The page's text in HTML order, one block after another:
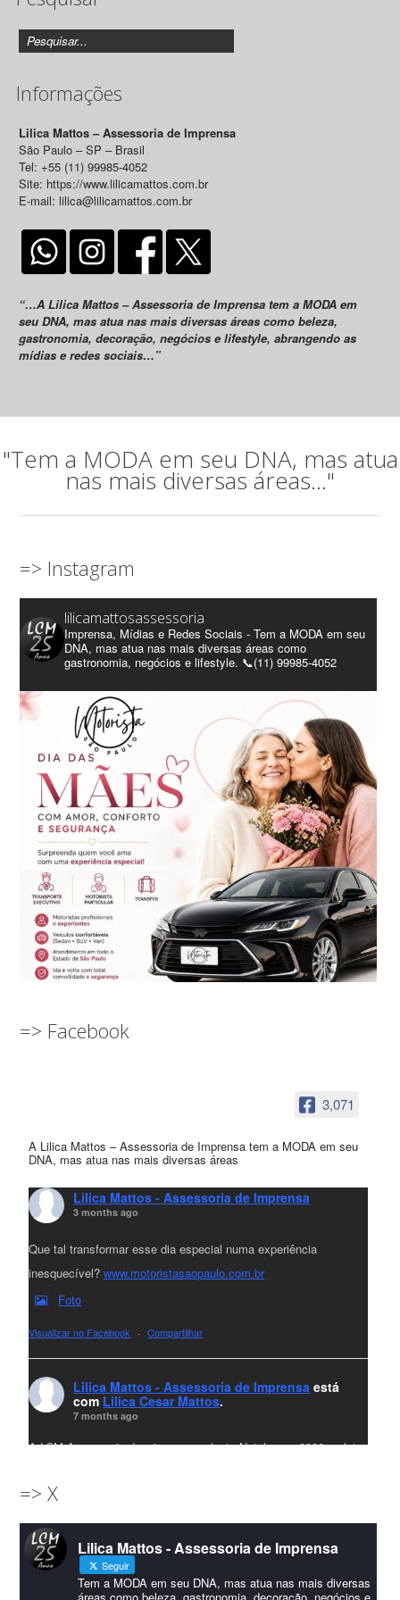
Informações
Lilica Mattos – Assessoria de Imprensa
São Paulo – SP – Brasil
Tel: +55 (11) 99985-4052
Site: https://www.lilicamattos.com.br
E-mail: lilica@lilicamattos.com.br
“…A Lilica Mattos – Assessoria de Imprensa tem a MODA em
seu DNA, mas atua nas mais diversas áreas como beleza,
gastronomia, decoração, negócios e lifestyle, abrangendo as
mídias e redes sociais…”
"Tem a MODA em seu DNA, mas atua
nas mais diversas áreas..."
=> Instagram
lilicamattosassessoria
Imprensa, Mídias e Redes Sociais - Tem a MODA em seu
DNA, mas atua nas mais diversas áreas como
gastronomia, negócios e lifestyle. 📞(11) 99985-4052
=> Facebook
3,071
A Lilica Mattos – Assessoria de Imprensa tem a MODA em seu
DNA, mas atua nas mais diversas áreas
Lilica Mattos - Assessoria de Imprensa
3 months ago
Que tal transformar esse dia especial numa experiência
inesquecível?www.motoristasaopaulo.com.br
Foto
Visualizar no Facebook · Compartilhar
Lilica Mattos - Assessoria de Imprensa está
com Lilica Cesar Mattos.
7 months ago
A LCM Assessoria deseja um excelente Natal e um 2026 repleto
amigos que sempre nos acompanham!🎄✨🥂❤️
#lcmassessoriassessoria#natal #merrychristmas #felizanonovo
#HappyNewYear
Foto
=> X
Lilica Mattos - Assessoria de Imprensa
Seguir
Tem a MODA em seu DNA, mas atua nas mais diversas
áreas como beleza, gastronomia, decoração, negócios e